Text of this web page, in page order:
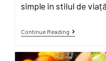
simple în stilul de
Continue Reading